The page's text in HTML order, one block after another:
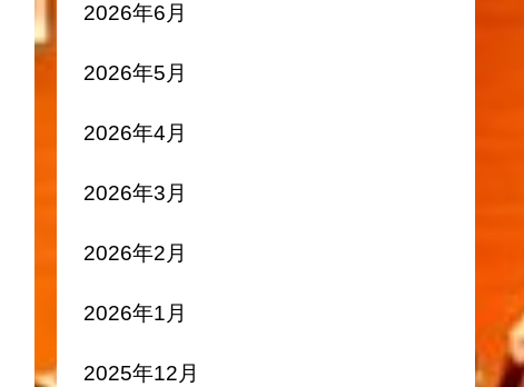
2026年6月
2026年5月
2026年4月
2026年3月
2026年2月
2026年1月
2025年12月